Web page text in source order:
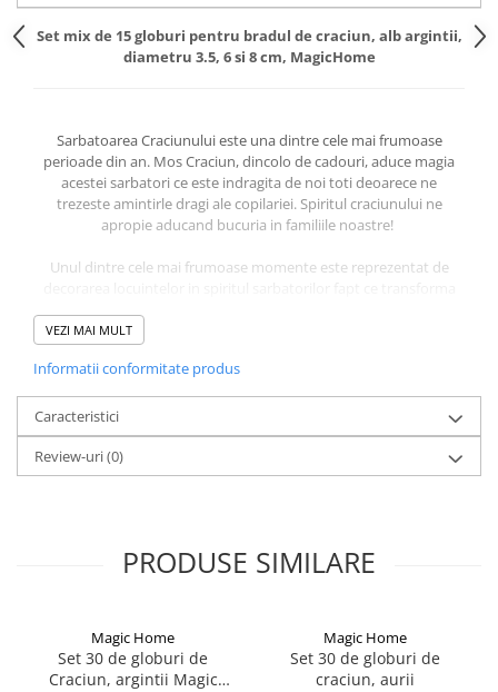
Set mix de 15 globuri pentru bradul de craciun, alb argintii,
diametru 3.5, 6 si 8 cm, MagicHome
Sarbatoarea Craciunului este una dintre cele mai frumoase
perioade din an. Mos Craciun, dincolo de cadouri, aduce magia
acestei sarbatori ce este indragita de noi toti deoarece ne
trezeste amintirle dragi ale copilariei. Spiritul craciunului ne
apropie aducand bucuria in familiile noastre!
Unul dintre cele mai frumoase momente este reprezentat de
folosite trebuie sa sublinieze caldura si emotia sarbatorilor
bucurand familia ce se va aduna in jurul bradului. Decoratiunile
pot fi simple sau sofisticate, formele si culorile aducand
originalitatea mediului festiv.
Cadou ideal pentru cei mici si cei mari
Decoratiune de interior
VEZI MAI MULT
Informatii conformitate produs
Caracteristici
Review-uri(0)
PRODUSE SIMILARE
Magic Home
Set 30 de globuri de
Craciun, argintii Magic
Magic Home
Set 30 de globuri de
craciun, aurii